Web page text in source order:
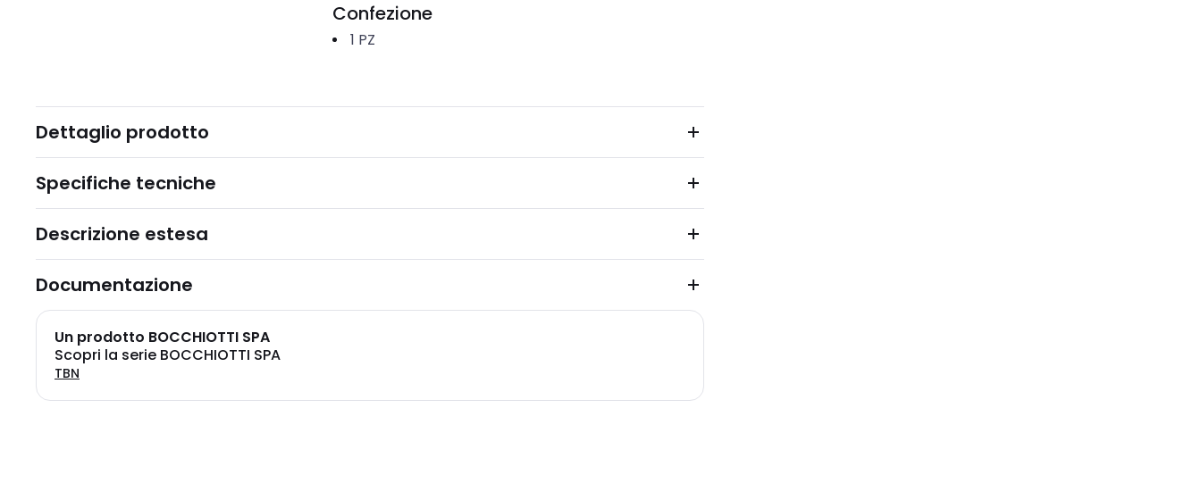
Confezione
1 PZ
Dettaglio prodotto
Specifiche tecniche
Descrizione estesa
Documentazione
Un prodotto BOCCHIOTTI SPA
Scopri la serie BOCCHIOTTI SPA
TBN